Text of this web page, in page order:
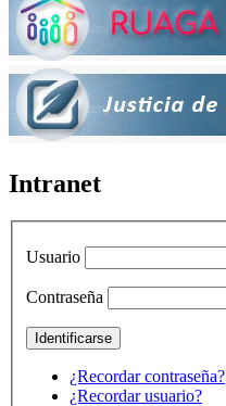
Intranet
Usuario
Contraseña
¿Recordar contraseña?
¿Recordar usuario?